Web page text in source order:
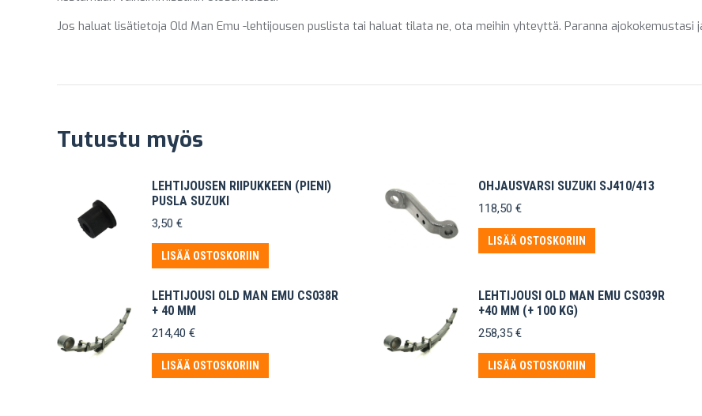
Jos haluat lisätietoja Old Man Emu -lehtijousen puslista tai haluat tilata ne, ota meihin yhteyttä. Paranna ajokokemustasi
Tutustu myös
LEHTIJOUSEN RIIPUKKEEN (PIENI)
PUSLA SUZUKI
3,50 €
LISÄÄ OSTOSKORIIN
OHJAUSVARSI SUZUKI SJ410/413
118,50 €
LISÄÄ OSTOSKORIIN
LEHTIJOUSI OLD MAN EMU CS038R
+ 40 MM
214,40 €
LISÄÄ OSTOSKORIIN
LEHTIJOUSI OLD MAN EMU CS039R
+40 MM (+ 100 KG)
258,35 €
LISÄÄ OSTOSKORIIN